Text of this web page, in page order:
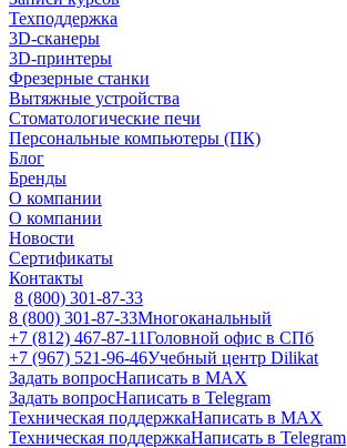
Техподдержка
3D-сканеры
3D-принтеры
Фрезерные станки
Вытяжные устройства
Стоматологические печи
Персональные компьютеры (ПК)
Блог
Бренды
О компании
О компании
Новости
Сертификаты
Контакты
8 (800) 301-87-33
8 (800) 301-87-33Многоканальный
+7 (812) 467-87-11Головной офис в СПб
+7 (967) 521-96-46Учебный центр Dilikat
Задать вопросНаписать в MAX
Задать вопросНаписать в Telegram
Техническая поддержкаНаписать в MAX
Техническая поддержкаНаписать в Telegram